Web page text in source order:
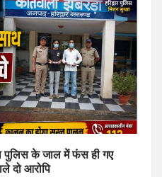
पुलिस के जाल में फंस ही गए
दो आरोपि